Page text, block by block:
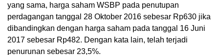
yang sama, harga saham WSBP pada penutupan
perdagangan tanggal 28 Oktober 2016 sebesar Rp630 jika
dibandingkan dengan harga saham pada tanggal 16 Juni
2017 sebesar Rp482. Dengan kata lain, telah terjadi
penurunan sebesar 23,5%.